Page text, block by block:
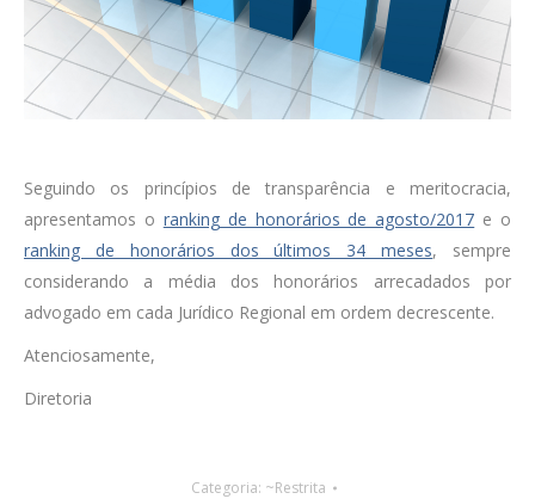
Seguindo os princípios de transparência e meritocracia,
apresentamos o ranking de honorários de agosto/2017 e o
ranking de honorários dos últimos 34 meses, sempre
considerando a média dos honorários arrecadados por
advogado em cada Jurídico Regional em ordem decrescente.
Atenciosamente,
Diretoria
Categoria: ~Restrita